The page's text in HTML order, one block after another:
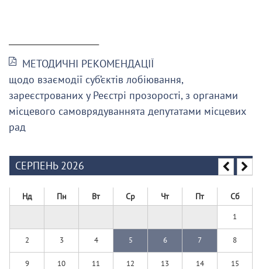
МЕТОДИЧНІ РЕКОМЕНДАЦІЇ
щодо взаємодії суб’єктів лобіювання,
зареєстрованих у Реєстрі прозорості, з органами
місцевого самоврядуваннята депутатами місцевих
рад
СЕРПЕНЬ 2026
Нд Пн Вт Ср Чт Пт Сб
1
2 3 4 5 6 7 8
9 10 11 12 13 14 15